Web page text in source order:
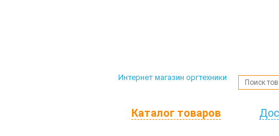
Интернет магазин оргтехники
Каталог товаров